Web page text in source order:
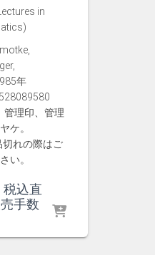
in
年
管理印、管理
ケ。
れの際はご
い。
現
在
税込直
手数